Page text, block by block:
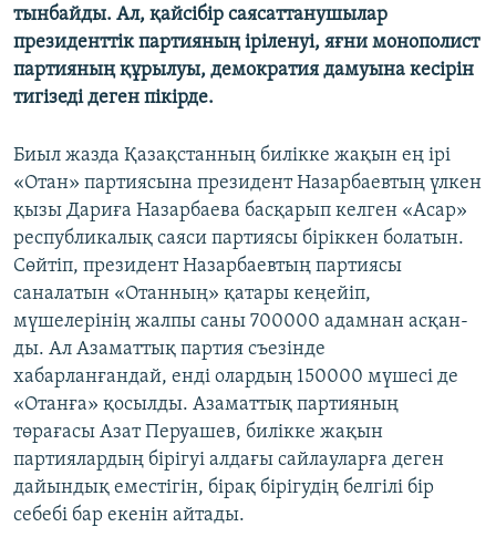
тынбайды. Ал, қайсібір саясаттанушылар
президенттік партияның іріленуі, яғни монополист
партияның құрылуы, демократия дамуына кесірін
тигізеді деген пікірде.
Биыл жазда Қазақстанның билікке жақын ең ірі
«Отан» партиясына президент Назарбаевтың үлкен
қызы Дариға Назарбаева басқарып келген «Асар»
республикалық саяси партиясы біріккен болатын.
Сөйтіп, президент Назарбаевтың партиясы
саналатын «Отанның» қатары кеңейіп,
мүшелерінің жалпы саны 700000 адамнан асқан-
ды. Ал Азаматтық партия съезінде
хабарланғандай, енді олардың 150000 мүшесі де
«Отанға» қосылды. Азаматтық партияның
төрағасы Азат Перуашев, билікке жақын
партиялардың бірігуі алдағы сайлауларға деген
дайындық еместігін, бірақ бірігудің белгілі бір
себебі бар екенін айтады.